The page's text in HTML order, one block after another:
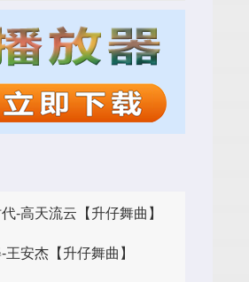
-高天流云【升仔舞曲】
安杰【升仔舞曲】